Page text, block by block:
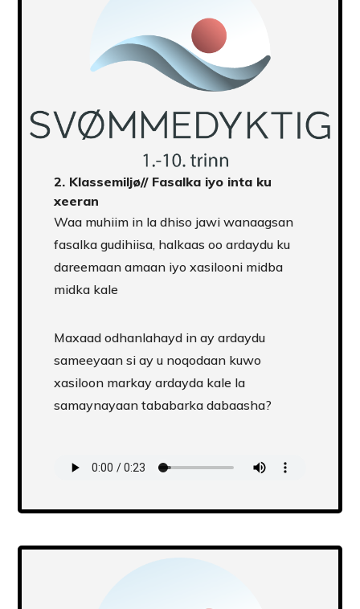
2. Klassemiljø// Fasalka iyo inta ku
xeeran
Waa muhiim in la dhiso jawi wanaagsan
fasalka gudihiisa, halkaas oo ardaydu ku
dareemaan amaan iyo xasilooni midba
midka kale
Maxaad odhanlahayd in ay ardaydu
sameeyaan si ay u noqodaan kuwo
xasiloon markay ardayda kale la
samaynayaan tababarka dabaasha?